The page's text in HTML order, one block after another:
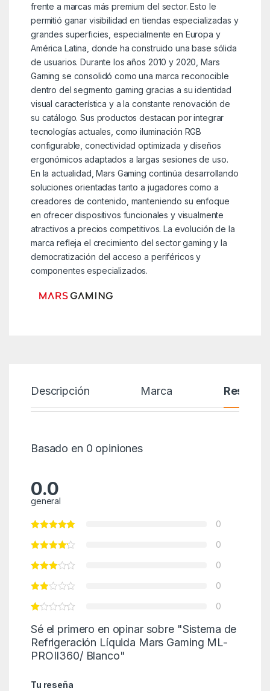
frente a marcas más premium del sector. Esto le
permitió ganar visibilidad en tiendas especializadas y
grandes superficies, especialmente en Europa y
América Latina, donde ha construido una base sólida
de usuarios. Durante los años 2010 y 2020, Mars
Gaming se consolidó como una marca reconocible
dentro del segmento gaming gracias a su identidad
visual característica y a la constante renovación de
su catálogo. Sus productos destacan por integrar
tecnologías actuales, como iluminación RGB
configurable, conectividad optimizada y diseños
ergonómicos adaptados a largas sesiones de uso.
En la actualidad, Mars Gaming continúa desarrollando
soluciones orientadas tanto a jugadores como a
creadores de contenido, manteniendo su enfoque
en ofrecer dispositivos funcionales y visualmente
atractivos a precios competitivos. La evolución de la
marca refleja el crecimiento del sector gaming y la
democratización del acceso a periféricos y
componentes especializados.
Descripción Marca Reseñas
Basado en 0 opiniones
0.0
general
0
0
0
0
0
Sé el primero en opinar sobre "Sistema de
Refrigeración Líquida Mars Gaming ML-
PROII360/ Blanco"
Tu reseña